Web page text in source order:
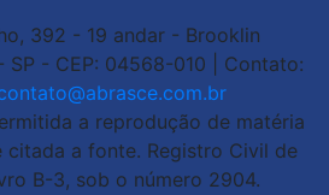
392 - 19 andar - Brooklin
SP - CEP: 04568-010 | Contato:
a reprodução de matéria
citada a fonte. Registro Civil de
B-3, sob o número 2904.